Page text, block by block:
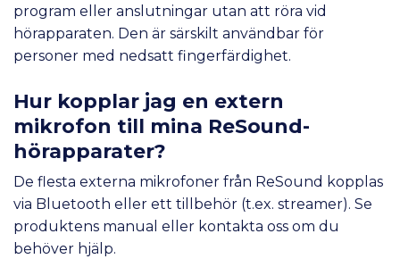
program eller anslutningar utan att röra vid
hörapparaten. Den är särskilt användbar för
personer med nedsatt fingerfärdighet.
Hur kopplar jag en extern
mikrofon till mina ReSound-
hörapparater?
De flesta externa mikrofoner från ReSound kopplas
via Bluetooth eller ett tillbehör (t.ex. streamer). Se
produktens manual eller kontakta oss om du
behöver hjälp.